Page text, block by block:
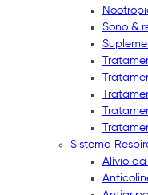
Sono &
Sistema
Alívio